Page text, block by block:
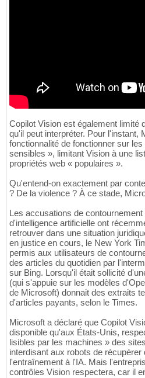
Copilot Vision est également limité
qu'il peut interpréter. Pour l'instant,
fonctionnalité de fonctionner sur
sensibles », limitant Vision à une
propriétés web « populaires ».
Qu'entend-on exactement par
? De la violence ? À ce stade,
Les accusations de
d'intelligence artificielle ont
retrouver dans une situation
en justice en cours, le New York
permis aux utilisateurs de
des articles du quotidien par
sur Bing. Lorsqu'il était sollicité
(qui s'appuie sur les modèles
de Microsoft) donnait des extraits
d'articles payants, selon le Times.
Microsoft a déclaré que Copilot
disponible qu'aux États-Unis,
lisibles par les machines » des
interdisant aux robots de récupérer
l'entraînement à l'IA. Mais
contrôles Vision respectera, car il